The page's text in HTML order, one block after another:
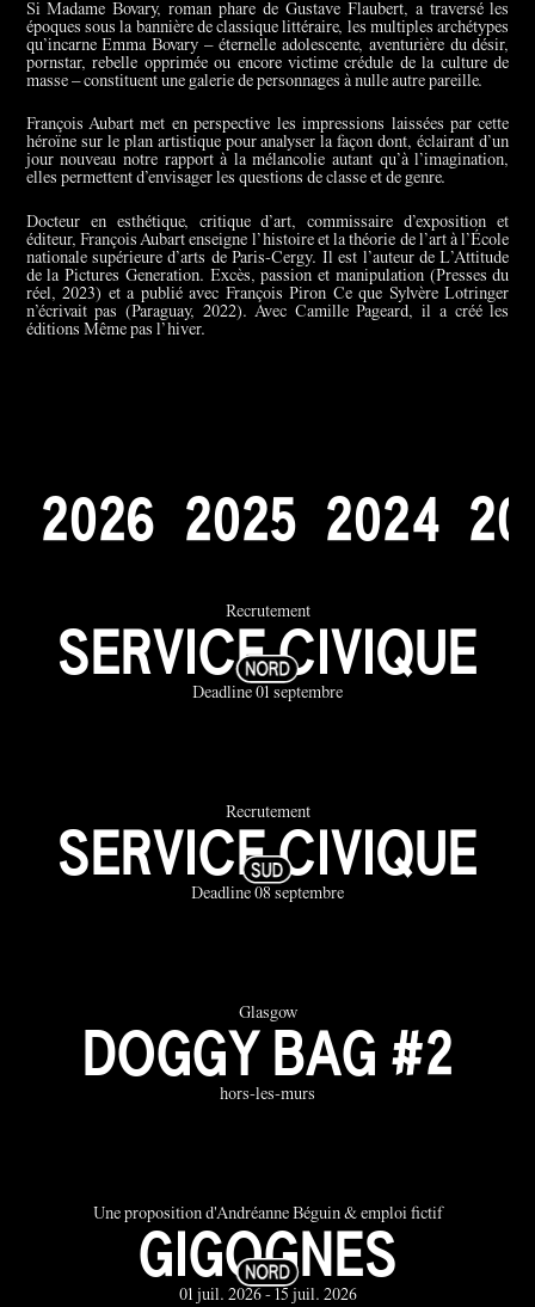
Si Madame Bovary, roman phare de Gustave Flaubert, a traversé les
époques sous la bannière de classique littéraire, les multiples archétypes
qu’incarne Emma Bovary – éternelle adolescente, aventurière du désir,
pornstar, rebelle opprimée ou encore victime crédule de la culture de
masse – constituent une galerie de personnages à nulle autre pareille.
François Aubart met en perspective les impressions laissées par cette
héroïne sur le plan artistique pour analyser la façon dont, éclairant d’un
jour nouveau notre rapport à la mélancolie autant qu’à l’imagination,
elles permettent d’envisager les questions de classe et de genre.
Docteur en esthétique, critique d’art, commissaire d’exposition et
éditeur, François Aubart enseigne l’histoire et la théorie de l’art à l’École
nationale supérieure d’arts de Paris-Cergy. Il est l’auteur de L’Attitude
de la Pictures Generation. Excès, passion et manipulation (Presses du
réel, 2023) et a publié avec François Piron Ce que Sylvère Lotringer
n’écrivait pas (Paraguay, 2022). Avec Camille Pageard, il a créé les
éditions Même pas l’hiver.
2026 2025 2024 20
Recrutement
SERVICE CIVIQUE
Deadline 01 septembre
Recrutement
SERVICE CIVIQUE
Deadline 08 septembre
Glasgow
DOGGY BAG #2
hors-les-murs
Une proposition d'Andréanne Béguin & emploi fictif
GIGOGNES
01 juil. 2026 - 15 juil. 2026